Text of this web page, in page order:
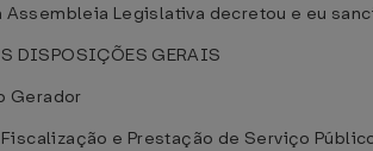
Assembleia Legislativa decretou e eu
DISPOSIÇÕES GERAIS
Gerador
Fiscalização e Prestação de Serviço